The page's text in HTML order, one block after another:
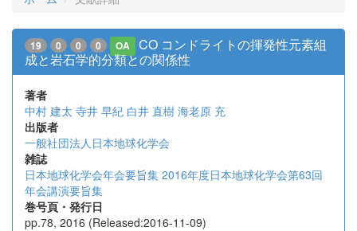
19 0 0 0 OA
CO コンドライトの揮発性元素組
成と岩石学的分類との関係性
著者
中村 建太 寺井 早紀 白井 直樹 海老原 充
出版者
一般社団法人日本地球化学会
雑誌
日本地球化学会年会要旨集 2016年度日本地球化学会第63回
年会講演要旨集
巻号頁・発行日
pp.78, 2016 (Released:2016-11-09)